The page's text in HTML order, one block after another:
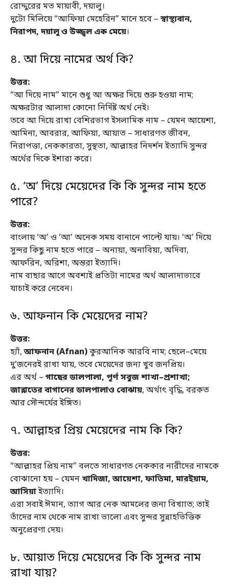
রোদ্দুরের মত মায়াবী, দয়ালু।
দুটো মিলিয়ে “আফিয়া মেহেরিন” মানে হবে – স্বাস্থ্যবান,
নিরাপদ, দয়ালু ও উজ্জ্বল এক মেয়ে।
৪. আ দিয়ে নামের অর্থ কি?
উত্তর:
“আ দিয়ে নাম” মানে শুধু আ অক্ষর দিয়ে শুরু হওয়া নাম;
অক্ষরটার আলাদা কোনো নির্দিষ্ট অর্থ নেই।
তবে আ দিয়ে রাখা বেশিরভাগ ইসলামিক নাম – যেমন আয়েশা,
আমিনা, আবরার, আফিয়া, আয়াত – সাধারণত জীবন,
নিরাপত্তা, নেককারতা, সুস্থতা, আল্লাহর নিদর্শন ইত্যাদি সুন্দর
অর্থের দিকে ইশারা করে।
৫. ‘অ’ দিয়ে মেয়েদের কি কি সুন্দর নাম হতে
পারে?
উত্তর:
বাংলায় ‘অ’ ও ‘আ’ অনেক সময় বানানে পাল্টে যায়। ‘অ’ দিয়ে
সুন্দর কিছু নাম হতে পারে – অনায়া, অনাবিয়া, অদিবা,
আফরিন, অরিশা, অন্তরা ইত্যাদি।
নাম বাছার আগে অবশ্যই প্রতিটা নামের অর্থ আলাদাভাবে
যাচাই করে নেবেন।
৬. আফনান কি মেয়েদের নাম?
উত্তর:
হ্যাঁ,আফনান (Afnan)কুরআনিক আরবি নাম; ছেলে–মেয়ে
দু’জনেরই রাখা যায়, তবে মেয়েদের জন্য খুব জনপ্রিয়।
এর অর্থ – গাছের ডালপালা, পূর্ণ সবুজ শাখা–প্রশাখা;
জান্নাতের বাগানের ডালপালাও বোঝায়, অর্থাৎ বৃদ্ধি, বরকত
আর সৌন্দর্যের ইঙ্গিত।
৭. আল্লাহর প্রিয় মেয়েদের নাম কি কি?
উত্তর:
“আল্লাহর প্রিয় নাম” বলতে সাধারণত নেককার নারীদের নামকে
বোঝানো হয় – যেমন খাদিজা, আয়েশা, ফাতিমা, মারইয়াম,
আসিয়াইত্যাদি।
এরা সবাই ঈমান, ত্যাগ আর নেক আমলের জন্য বিখ্যাত; তাই
তাঁদের নাম থেকে নাম রাখা ভালো এবং সুন্দর সুন্নাহভিত্তিক
অনুপ্রেরণা দেয়।
৮. আয়াত দিয়ে মেয়েদের কি কি সুন্দর নাম
রাখা যায়?